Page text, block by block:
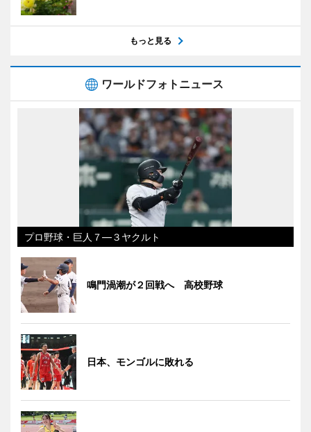
もっと見る
ワールドフォトニュース
プロ野球・巨人７―３ヤクルト
鳴門渦潮が２回戦へ 高校野球
日本、モンゴルに敗れる